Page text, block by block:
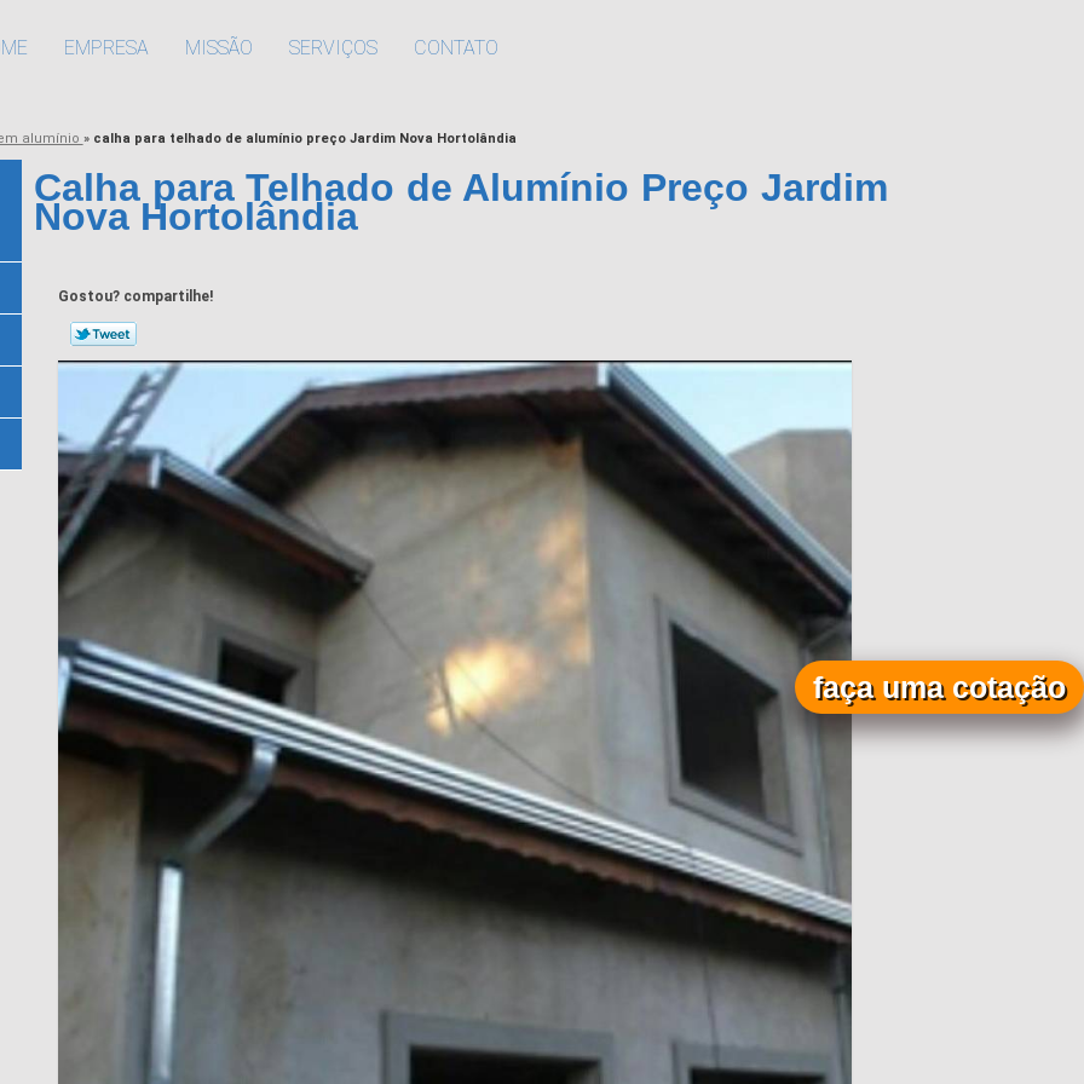
EMPRESA MISSÃO SERVIÇOS CONTATO
alumínio » calha para telhado de alumínio preço Jardim Nova Hortolândia
Calha para Telhado de Alumínio Preço Jardim
Nova Hortolândia
Gostou? compartilhe!
faça uma cotação